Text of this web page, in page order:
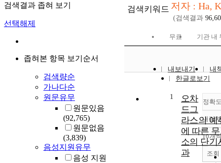
검색결과 좁혀 보기
선택해제
좁혀본 항목 보기순서
검색량순
가나다순
원문유무
원문있음
(92,765)
원문없음
(3,839)
음성지원유무
음성 지원
검색키워드 저자 : Ha,
(검색결과
무료 기관 내
내보내기
내
한글로보기
정확
내림
10개
조회
1
오차
드그
라스의 예
에 따른
소의 단기
과